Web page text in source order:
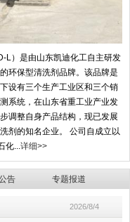
L）是由山东凯迪化工自主研发
环保型清洗剂品牌。该品牌是
设有三个生产工业区和三个销
系统，在山东省重工业产业发
调整自身产品结构，现已发展
剂的知名企业。 公司自成立以
... 详细>>
告 专题报道
2026/8/4